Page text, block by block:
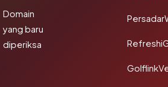
Domain
yang baru
diperiksa